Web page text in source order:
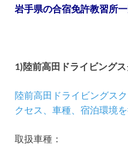
岩手県の合宿免許教習所
1)陸前高田ドライビング
陸前高田ドライビングス
クセス、車種、宿泊環境
取扱車種：